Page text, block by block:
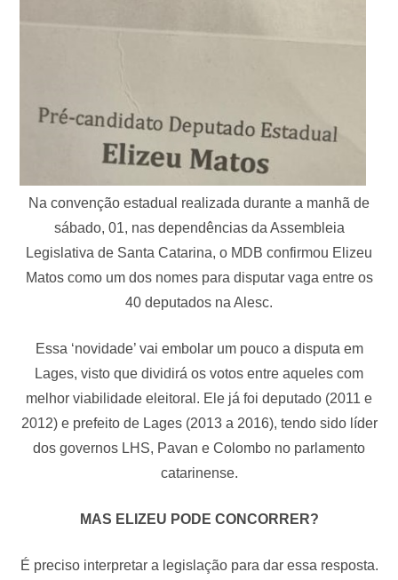
Na convenção estadual realizada durante a manhã de
sábado, 01, nas dependências da Assembleia
Legislativa de Santa Catarina, o MDB confirmou Elizeu
Matos como um dos nomes para disputar vaga entre os
40 deputados na Alesc.
Essa ‘novidade’ vai embolar um pouco a disputa em
Lages, visto que dividirá os votos entre aqueles com
melhor viabilidade eleitoral. Ele já foi deputado (2011 e
2012) e prefeito de Lages (2013 a 2016), tendo sido líder
dos governos LHS, Pavan e Colombo no parlamento
catarinense.
MAS ELIZEU PODE CONCORRER?
É preciso interpretar a legislação para dar essa resposta.